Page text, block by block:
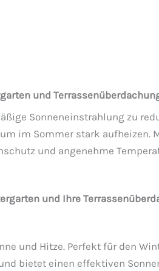
und
Sonneneinstrahlung zu
im Sommer stark aufheizen.
und angenehme
und Ihre
und Hitze. Perfekt für den
bietet einen effektiven